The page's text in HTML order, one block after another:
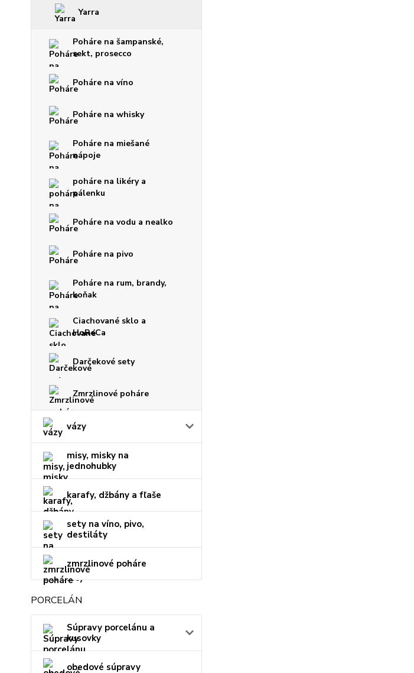
Yarra
Poháre na šampanské,
sekt, prosecco
Poháre na víno
Poháre na whisky
Poháre na miešané
nápoje
poháre na likéry a
pálenku
Poháre na vodu a nealko
Poháre na pivo
Poháre na rum, brandy,
koňak
Ciachované sklo a
HoReCa
Darčekové sety
Zmrzlinové poháre
vázy
misy, misky na
jednohubky
karafy, džbány a fľaše
sety na víno, pivo,
destiláty
zmrzlinové poháre
PORCELÁN
Súpravy porcelánu a
kusovky
obedové súpravy